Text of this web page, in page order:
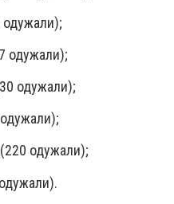
одужали);
одужали);
одужали);
одужали);